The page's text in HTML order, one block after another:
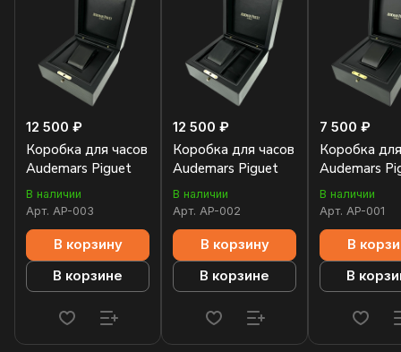
12 500 ₽
Коробка для часов
Audemars Piguet
В наличии
Арт. AP-003
В корзину
В корзине
12 500 ₽
Коробка для часов
Audemars Piguet
В наличии
Арт. AP-002
В корзину
В корзине
7 500 ₽
Коробка
Audemars
В наличии
Арт. AP-001
В
В